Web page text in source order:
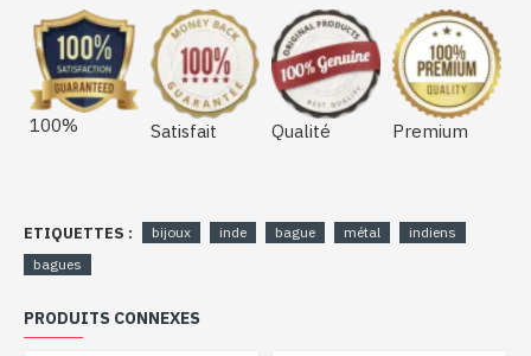
100% Satisfait Qualité Premium
ETIQUETTES : bijoux inde bague métal
indiens
bagues
PRODUITS CONNEXES